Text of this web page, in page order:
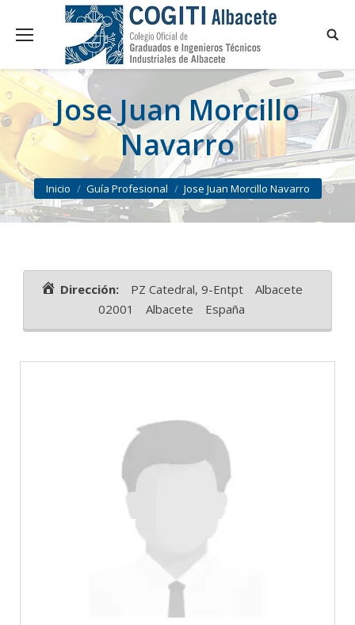
Jose Juan Morcillo
Navarro
You are here:
Inicio Guía Profesional Jose Juan Morcillo Navarro
Dirección: PZ Catedral, 9-Entpt
Albacete
02001
Albacete España